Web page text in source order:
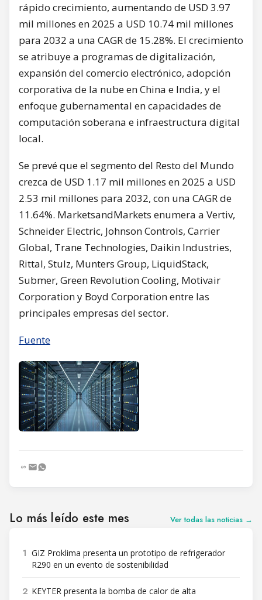
rápido crecimiento, aumentando de USD 3.97
mil millones en 2025 a USD 10.74 mil millones
para 2032 a una CAGR de 15.28%. El crecimiento
se atribuye a programas de digitalización,
expansión del comercio electrónico, adopción
corporativa de la nube en China e India, y el
enfoque gubernamental en capacidades de
computación soberana e infraestructura digital
local.
Se prevé que el segmento del Resto del Mundo
crezca de USD 1.17 mil millones en 2025 a USD
2.53 mil millones para 2032, con una CAGR de
11.64%. MarketsandMarkets enumera a Vertiv,
Schneider Electric, Johnson Controls, Carrier
Global, Trane Technologies, Daikin Industries,
Rittal, Stulz, Munters Group, LiquidStack,
Submer, Green Revolution Cooling, Motivair
Corporation y Boyd Corporation entre las
principales empresas del sector.
Fuente
Lo más leído este mes Ver todas las noticias →
1 GIZ Proklima presenta un prototipo de refrigerador
R290 en un evento de sostenibilidad
2 KEYTER presenta la bomba de calor de alta